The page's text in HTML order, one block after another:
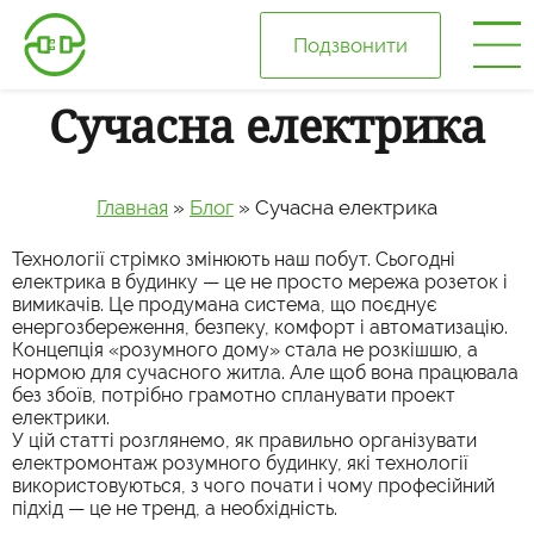
Подзвонити
Головна
Про нас
Ціни
Галерея
Блог
Сучасна електрика
Главная » Блог » Сучасна електрика
Технології стрімко змінюють наш побут. Сьогодні
електрика в будинку — це не просто мережа розеток і
вимикачів. Це продумана система, що поєднує
енергозбереження, безпеку, комфорт і автоматизацію.
Концепція «розумного дому» стала не розкішшю, а
нормою для сучасного житла. Але щоб вона працювала
без збоїв, потрібно грамотно спланувати проект
електрики.
У цій статті розглянемо, як правильно організувати
електромонтаж розумного будинку, які технології
використовуються, з чого почати і чому професійний
підхід — це не тренд, а необхідність.